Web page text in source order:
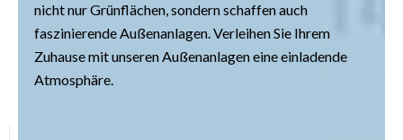
nicht nur Grünflächen, sondern schaffen auch
faszinierende Außenanlagen. Verleihen Sie Ihrem
Zuhause mit unseren Außenanlagen eine einladende
Atmosphäre.